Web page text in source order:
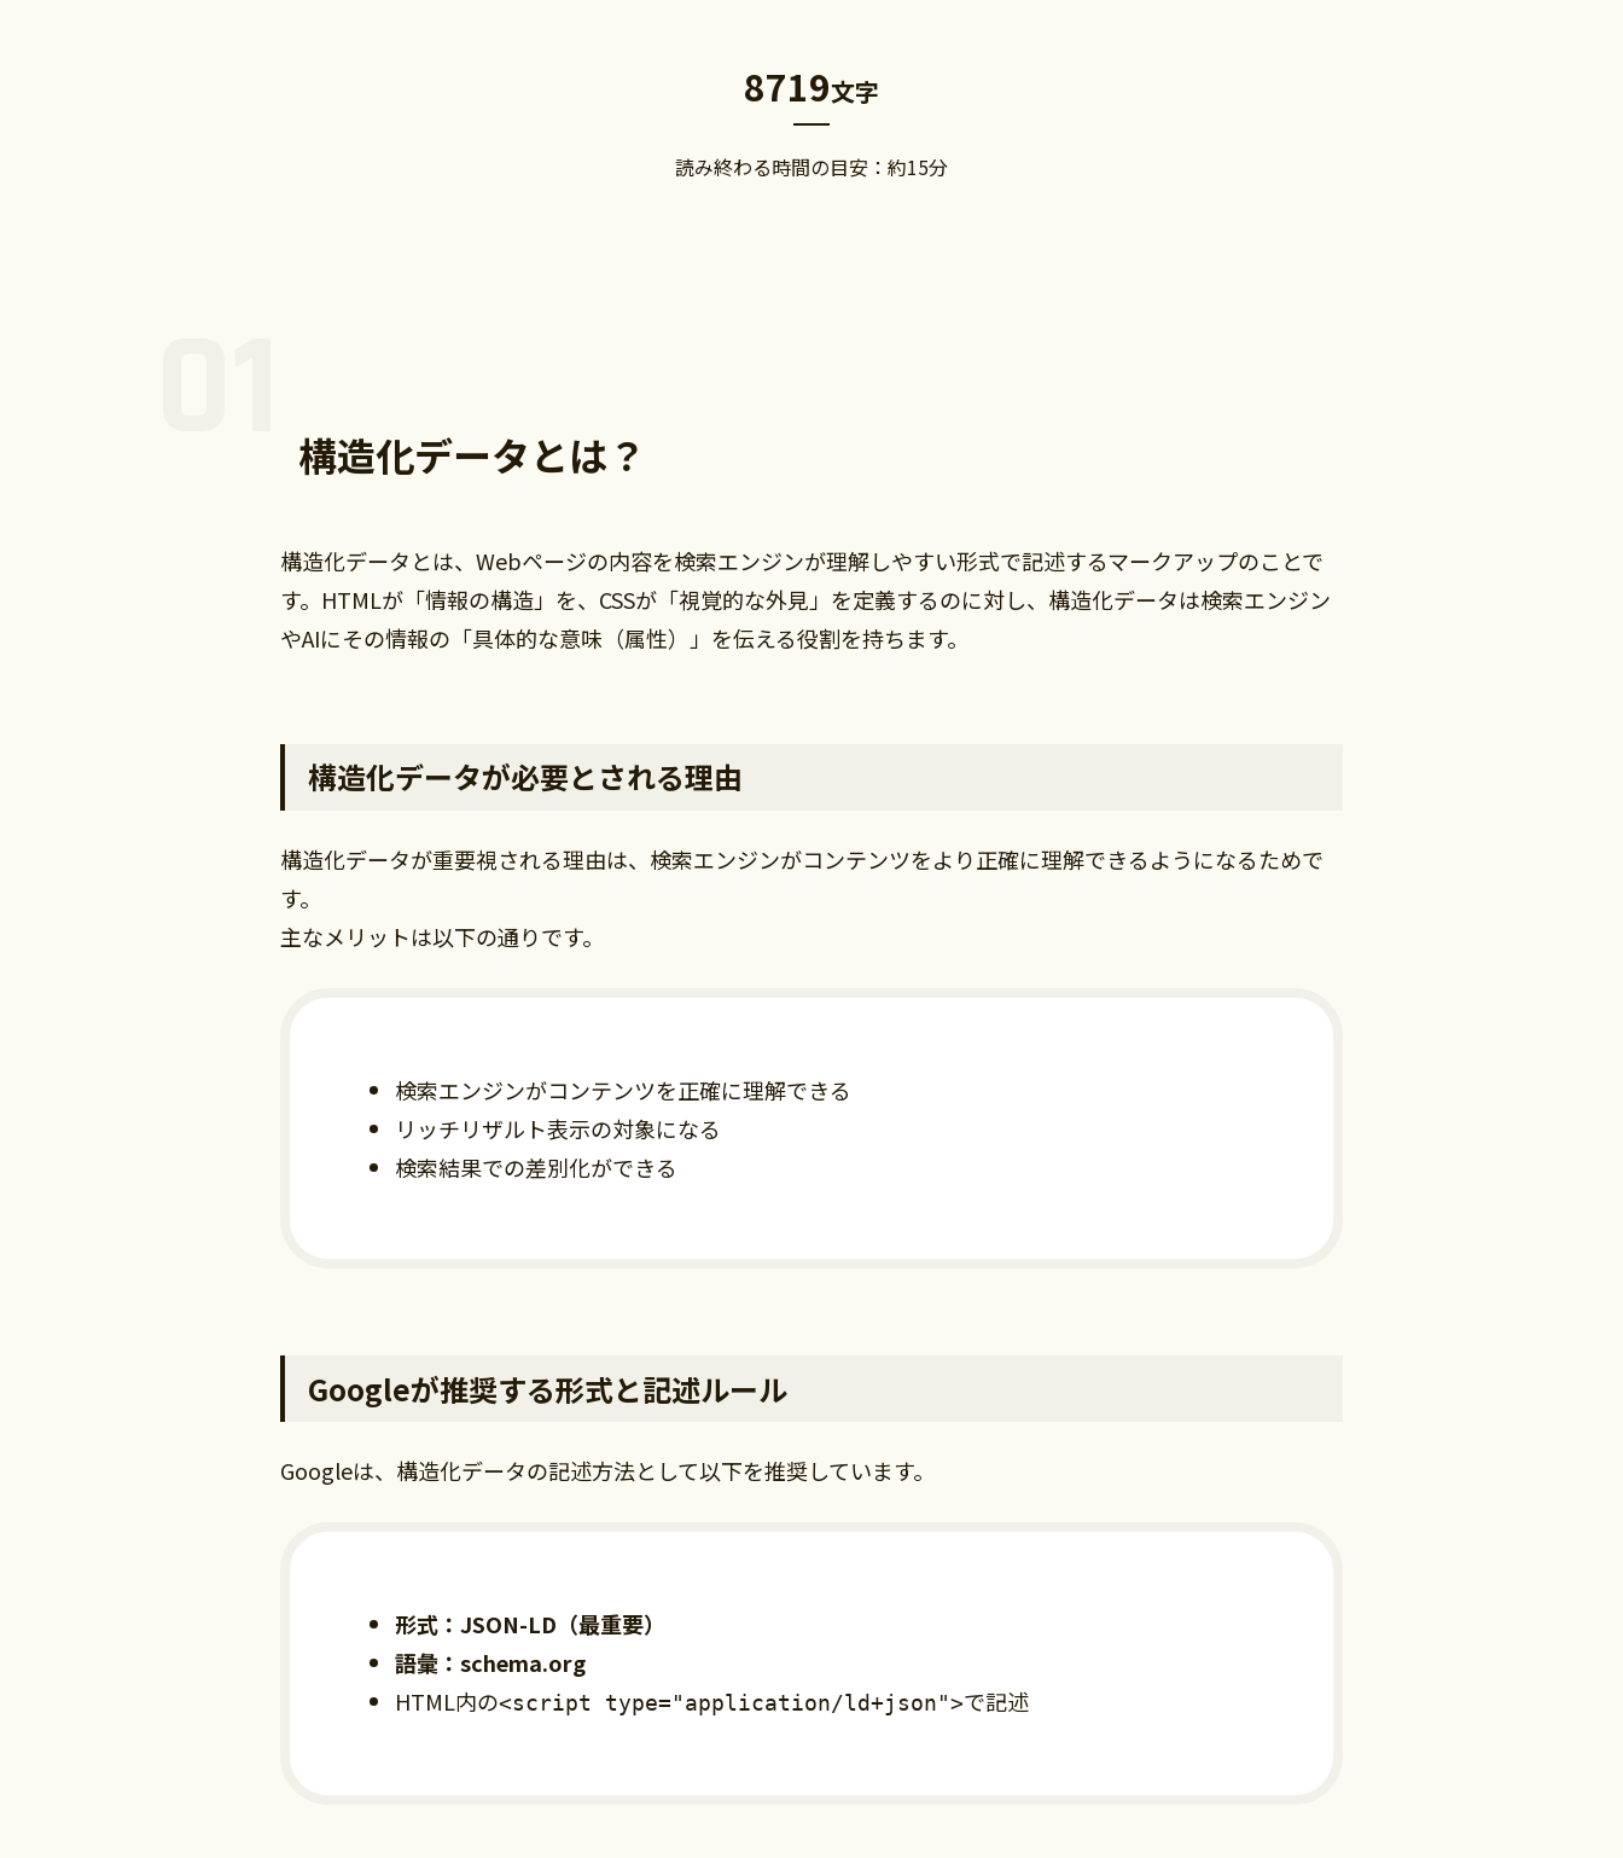
8719文字
読み終わる時間の目安：約15分
構造化データとは？
構造化データとは、Webページの内容を検索エンジンが理解しやすい形式で記述するマークアップのことで
す。HTMLが「情報の構造」を、CSSが「視覚的な外見」を定義するのに対し、構造化データは検索エンジン
やAIにその情報の「具体的な意味（属性）」を伝える役割を持ちます。
構造化データが必要とされる理由
構造化データが重要視される理由は、検索エンジンがコンテンツをより正確に理解できるようになるためで
す。
主なメリットは以下の通りです。
検索エンジンがコンテンツを正確に理解できる
リッチリザルト表示の対象になる
検索結果での差別化ができる
Googleが推奨する形式と記述ルール
Googleは、構造化データの記述方法として以下を推奨しています。
形式：JSON-LD（最重要）
語彙：schema.org
HTML内の<script type="application/ld+json">で記述